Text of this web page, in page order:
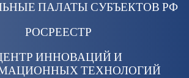
ПАЛАТЫ СУБЪЕКТОВ РФ
РОСРЕЕСТР
ИННОВАЦИЙ И
ТЕХНОЛОГИЙ